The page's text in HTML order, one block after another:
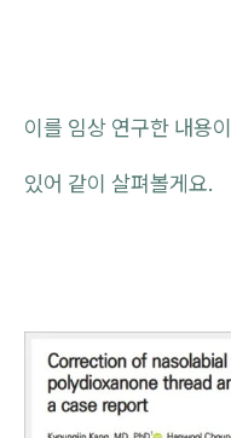
이를 임상 연구한 내용이
있어 같이 살펴볼게요.